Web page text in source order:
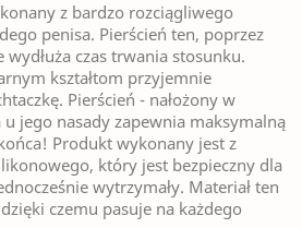
z bardzo rozciągliwego
penisa. Pierścień ten, poprzez
wydłuża czas trwania stosunku.
kształtom przyjemnie
Pierścień - nałożony w
jego nasady zapewnia maksymalną
Produkt wykonany jest z
który jest bezpieczny dla
wytrzymały. Materiał ten
czemu pasuje na każdego